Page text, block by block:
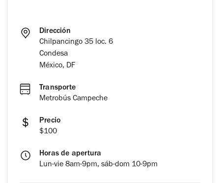
Dirección
Chilpancingo 35 loc. 6
Condesa
México, DF
Transporte
Metrobús Campeche
Precio
$100
Horas de apertura
Lun-vie 8am-9pm, sáb-dom 10-9pm